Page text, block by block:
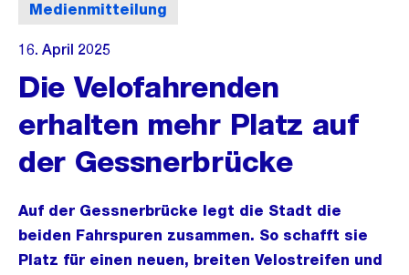
Medienmitteilung
16. April 2025
Die Velofahrenden
erhalten mehr Platz auf
der Gessnerbrücke
Auf der Gessnerbrücke legt die Stadt die
beiden Fahrspuren zusammen. So schafft sie
Platz für einen neuen, breiten Velostreifen und